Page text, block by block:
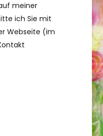
meiner
ich Sie mit
Webseite (im